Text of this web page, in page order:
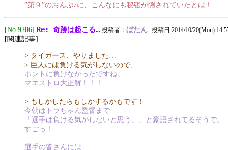
”第９”のおんぷ♪に、こんなにも秘密が隠されていたとは！
[No.9286] Re: 奇跡は起こる… 投稿者： ぼたん 投稿日:2014/10/20(Mon)
[関連記事]
> タイガース、やりました…
> 巨人には負ける気がしないので、
ホントに負けなかったですね。
マエストロ大正解！！！
> もしかしたらもしかするかもです！
今朝はトラちゃん監督まで
「選手は負ける気がしないと思う。」と豪語されてるそうで。
すごっ！
選手の皆さんには